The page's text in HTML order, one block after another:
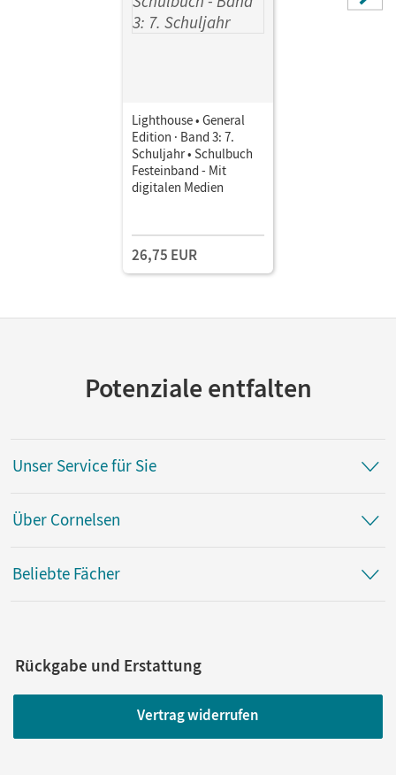
Lighthouse • General
Edition · Band 3: 7.
Schuljahr • Schulbuch
Festeinband - Mit
digitalen Medien
26,75 EUR
Potenziale entfalten
Unser Service für Sie
Über Cornelsen
Beliebte Fächer
Rückgabe und Erstattung
Vertrag widerrufen